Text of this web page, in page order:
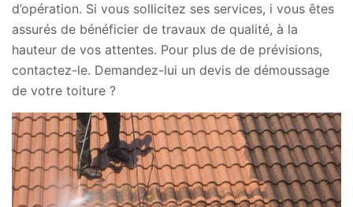
d’opération. Si vous sollicitez ses services, i vous êtes
assurés de bénéficier de travaux de qualité, à la
hauteur de vos attentes. Pour plus de de prévisions,
contactez-le. Demandez-lui un devis de démoussage
de votre toiture ?